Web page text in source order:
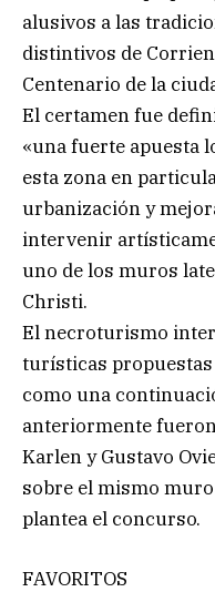
alusivos a las
distintivos de
Centenario de la
El certamen fue
«una fuerte apuesta
esta zona en
urbanización y
intervenir
uno de los muros
Christi.
El necroturismo
turísticas propuestas
como una
anteriormente
Karlen y Gustavo
sobre el mismo
plantea el concurso.
FAVORITOS